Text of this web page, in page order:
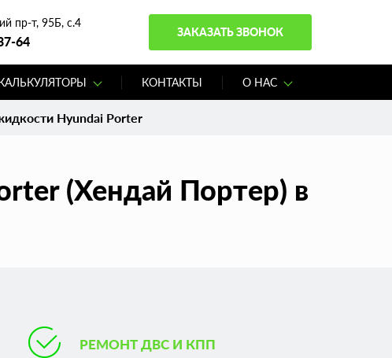
пр-т, 95Б, с.4
64
ЗАКАЗАТЬ ЗВОНОК
КОНТАКТЫ О НАС
Hyundai Porter
(Хендай Портер) в
РЕМОНТ ДВС И КПП